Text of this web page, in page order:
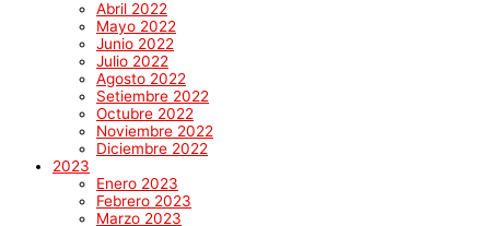
Abril 2022
Mayo 2022
Junio 2022
Julio 2022
Agosto 2022
Setiembre 2022
Octubre 2022
Noviembre 2022
Diciembre 2022
2023
Enero 2023
Febrero 2023
Marzo 2023